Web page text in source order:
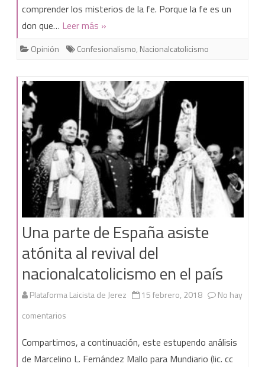
nacionalcatolicismo
comprender los misterios de la fe. Porque la fe es un
don que… Leer más »
Opinión Confesionalismo, Nacionalcatolicismo
Una parte de España asiste
atónita al revival del
nacionalcatolicismo en el país
Plataforma Laicista de Jerez 15 febrero, 2018
No hay
comentarios
parte
Compartimos, a continuación, este estupendo análisis
de Marcelino L. Fernández Mallo para Mundiario (lic. cc